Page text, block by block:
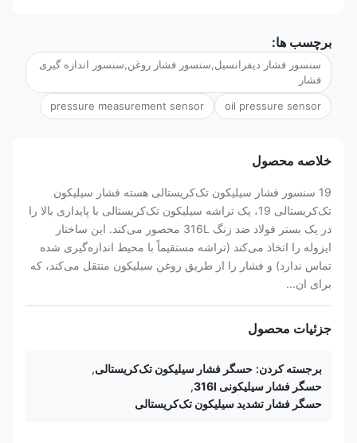
برچسب ها:
سنسور فشار دیفرانسیل,سنسور فشار روغن,سنسور اندازه گیری
فشار
oil pressure sensor
pressure measurement sensor
خلاصه محصول
19 سنسور فشار سیلیکون تک‌کریستالی هسته فشار سیلیکون
تک‌کریستالی 19، یک تراشه سیلیکون تک‌کریستالی با پایداری بالا را
در یک بستر فولاد ضد زنگ 316L محصور می‌کند. این ساختار
ایزوله را اتخاذ می‌کند (تراشه مستقیماً با محیط اندازه‌گیری شده
تماس ندارد) و فشار را از طریق روغن سیلیکون منتقل می‌کند، که
برای ان...
جزئیات محصول
برجسته کردن: حسگر فشار سیلیکون تک‌کریستالی,
حسگر فشار سیلیکونی 316l
حسگر فشار تشدید سیلیکون تک‌کریستالی